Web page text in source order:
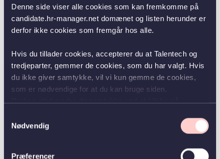
Denne side viser alle cookies som kan fremkomme på
candidate.hr-manager.net domænet og listen herunder er
derfor ikke cookies som fremgår hos alle.
Hvis du tillader cookies, accepterer du at Talentech og
tredjeparter, gemmer de cookies, som du har valgt. Hvis
du ikke giver samtykke, vil vi kun gemme de cookies,
som er nødvendige for at du kan bruge siden.
Nødvendig
Præferencer